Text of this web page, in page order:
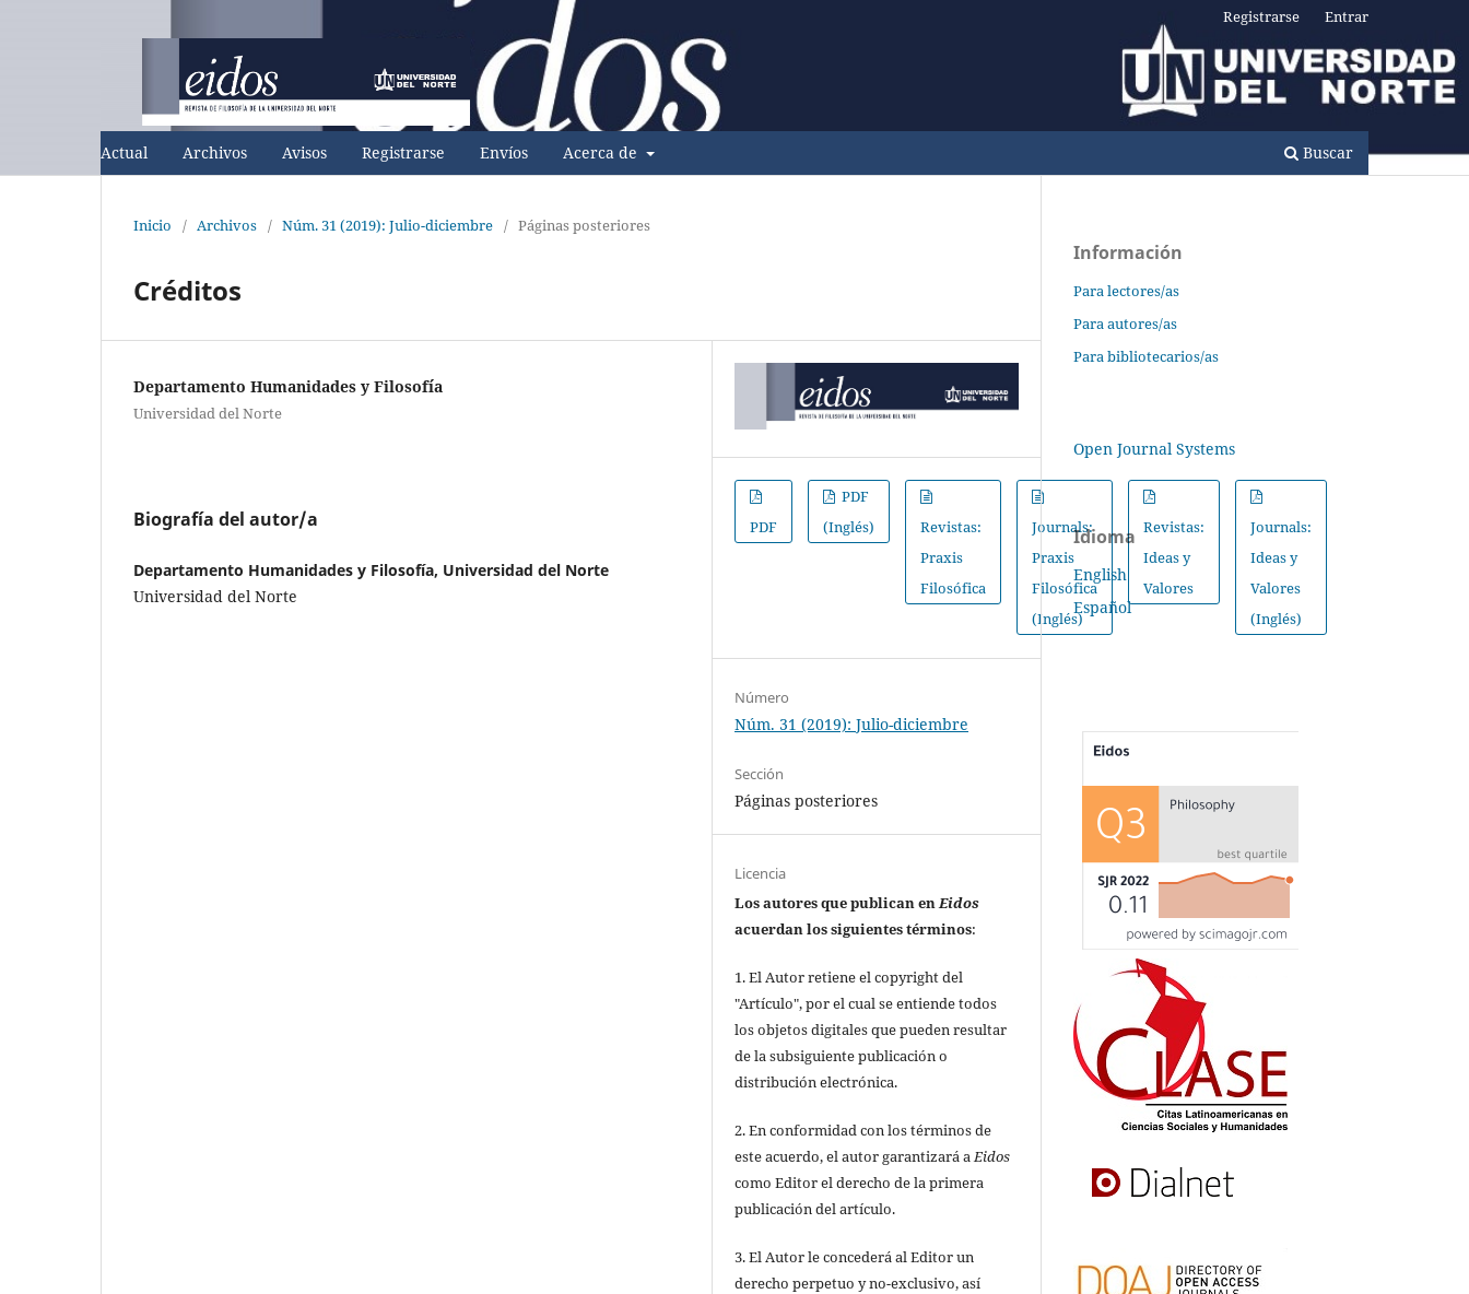
Actual Archivos Avisos Registrarse Envíos Acerca de Buscar
Registrarse Entrar
Inicio / Archivos / Núm. 31 (2019): Julio-diciembre / Páginas posteriores
Créditos
Departamento Humanidades y Filosofía
Universidad del Norte
Biografía del autor/a
Departamento Humanidades y Filosofía, Universidad del Norte
Universidad del Norte
PDF
PDF
(Inglés)
Revistas:
Praxis
Filosófica
Journals:
Praxis
Filosófica
(Inglés)
Revistas:
Ideas y
Valores
Journals:
Ideas y
Valores
(Inglés)
Número
Núm. 31 (2019): Julio-diciembre
Sección
Páginas posteriores
Licencia
Los autores que publican en Eidos
acuerdan los siguientes términos:
1. El Autor retiene el copyright del
"Artículo", por el cual se entiende todos
los objetos digitales que pueden resultar
de la subsiguiente publicación o
distribución electrónica.
2. En conformidad con los términos de
este acuerdo, el autor garantizará a Eidos
como Editor el derecho de la primera
publicación del artículo.
3. El Autor le concederá al Editor un
derecho perpetuo y no-exclusivo, así
Información
Para lectores/as
Para autores/as
Para bibliotecarios/as
Open Journal Systems
Idioma
English
Español